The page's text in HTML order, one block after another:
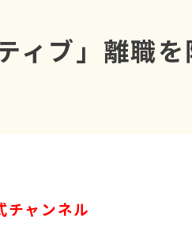
ィブ」離職
チャンネル